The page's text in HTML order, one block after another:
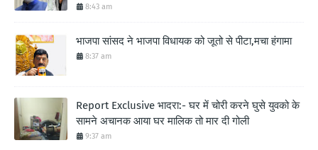
8:43 am
भाजपा सांसद ने भाजपा विधायक को जूतो से पीटा,मचा हंगामा
8:37 am
Report Exclusive भादरा:- घर में चोरी करने घुसे युवको के
सामने अचानक आया घर मालिक तो मार दी गोली
9:37 am